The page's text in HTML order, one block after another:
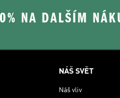
NA DALŠÍM
NÁŠ SVĚT
Náš vliv